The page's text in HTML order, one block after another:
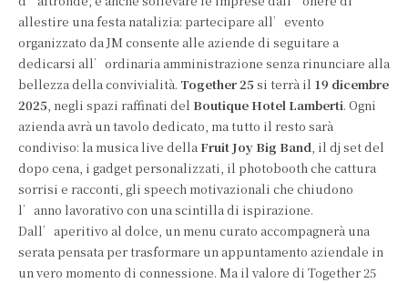
allestire una festa natalizia: partecipare all’evento
organizzato da JM consente alle aziende di seguitare a
dedicarsi all’ordinaria amministrazione senza rinunciare alla
bellezza della convivialità. Together 25 si terrà il 19 dicembre
2025, negli spazi raffinati del Boutique Hotel Lamberti. Ogni
azienda avrà un tavolo dedicato, ma tutto il resto sarà
condiviso: la musica live della Fruit Joy Big Band, il dj set del
dopo cena, i gadget personalizzati, il photobooth che cattura
sorrisi e racconti, gli speech motivazionali che chiudono
l’anno lavorativo con una scintilla di ispirazione.
Dall’aperitivo al dolce, un menu curato accompagnerà una
serata pensata per trasformare un appuntamento aziendale in
un vero momento di connessione. Ma il valore di Together 25